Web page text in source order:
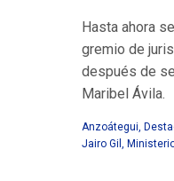
Hasta ahora
gremio de
después de
Maribel Ávila.
Anzoátegui,
Jairo Gil ,